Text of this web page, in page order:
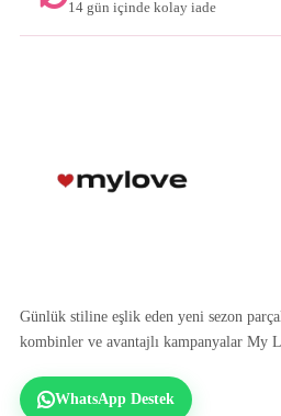
14 gün içinde kolay iade
Günlük stiline eşlik eden yeni sezon
kombinler ve avantajlı kampanyalar My
WhatsApp Destek